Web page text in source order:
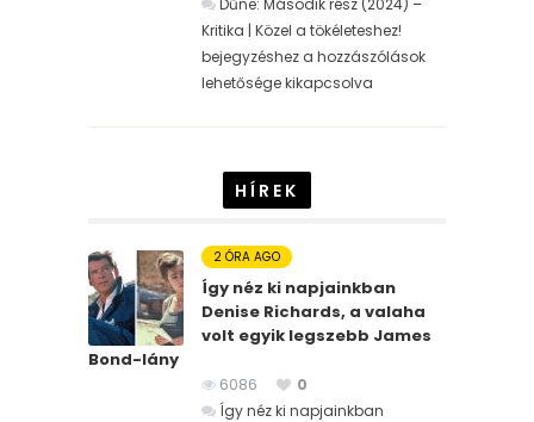
Kritika | Közel a tökéleteshez!
bejegyzéshez a hozzászólások
lehetősége kikapcsolva
HÍREK
2 ÓRA AGO
Így néz ki napjainkban
Denise Richards, a valaha
volt egyik legszebb James
Bond-lány
6086
0
Így néz ki napjainkban